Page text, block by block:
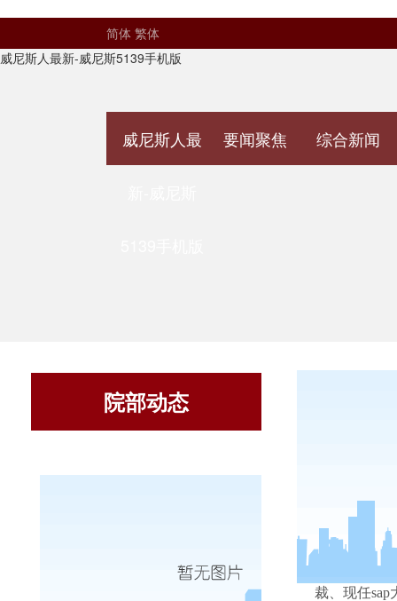
简体 繁体
威尼斯人最新-威尼斯5139手机版
威尼斯人最 要闻聚焦 综合新闻
院部动态
裁、现任sap